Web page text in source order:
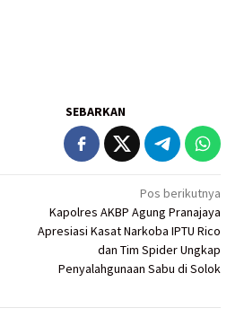
SEBARKAN
Pos berikutnya
Kapolres AKBP Agung Pranajaya
Apresiasi Kasat Narkoba IPTU Rico
dan Tim Spider Ungkap
Penyalahgunaan Sabu di Solok